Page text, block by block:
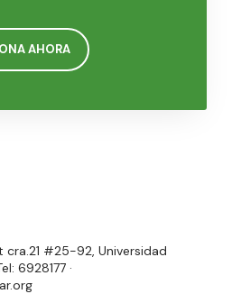
AHORA
cra.21 #25-92, Universidad
6928177 ·